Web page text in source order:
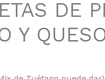
DE
Y